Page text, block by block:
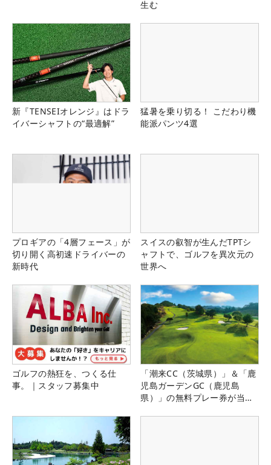
生む
新『TENSEIオレンジ』はドラ
イバーシャフトの“最適解”
猛暑を乗り切る！ こだわり機
能派パンツ4選
プロギアの「4層フェース」が
切り開く高初速ドライバーの
新時代
スイスの叡智が生んだTPTシ
ャフトで、ゴルフを異次元の
世界へ
ゴルフの熱狂を、つくる仕
事。｜スタッフ募集中
「潮来CC（茨城県）」＆「鹿
児島ガーデンGC（鹿児島
県）」の無料プレー券が当た